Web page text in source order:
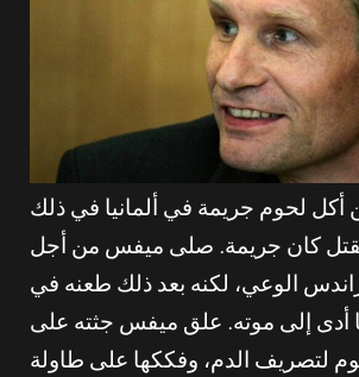
أكل لحوم جريمة في ألمانيا في ذلك
كان جريمة. صلى ميفس من أجل
الوعي، لكنه بعد ذلك طعنه في
أدى إلى موته. علق ميفس جثته على
لتصريف الدم، وفككها على طاولة